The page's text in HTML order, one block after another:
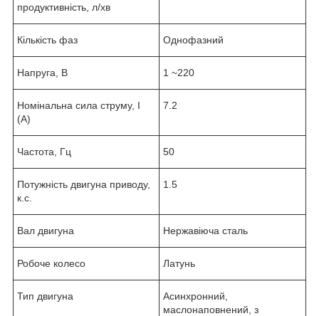
продуктивність, л/хв
Кількість фаз Однофазний
Напруга, В 1 ~220
Номінальна сила струму, I
(А)
7.2
Частота, Гц 50
Потужність двигуна приводу,
к.с.
1.5
Вал двигуна Нержавіюча сталь
Робоче колесо Латунь
Тип двигуна
Асинхронний,
маслонаповнений, з